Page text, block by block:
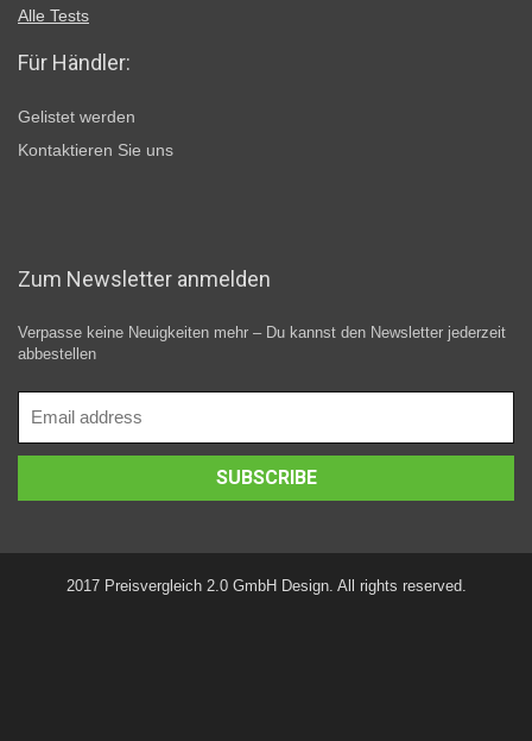
Alle Tests
Für Händler:
Gelistet werden
Kontaktieren Sie uns
Zum Newsletter anmelden
Verpasse keine Neuigkeiten mehr – Du kannst den Newsletter jederzeit
abbestellen
2017 Preisvergleich 2.0 GmbH Design. All rights reserved.